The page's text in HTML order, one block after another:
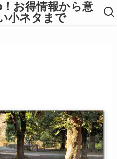
お得情報から意
小ネタまで